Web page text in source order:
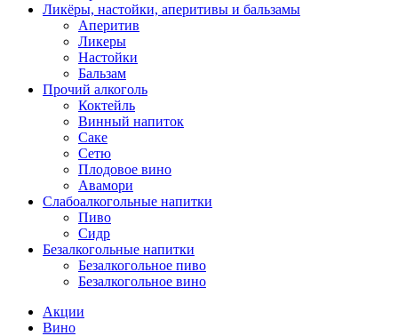
Ликёры, настойки, аперитивы и бальзамы
Аперитив
Ликеры
Настойки
Бальзам
Прочий алкоголь
Коктейль
Винный напиток
Саке
Сетю
Плодовое вино
Авамори
Слабоалкогольные напитки
Пиво
Сидр
Безалкогольные напитки
Безалкогольное пиво
Безалкогольное вино
Акции
Вино